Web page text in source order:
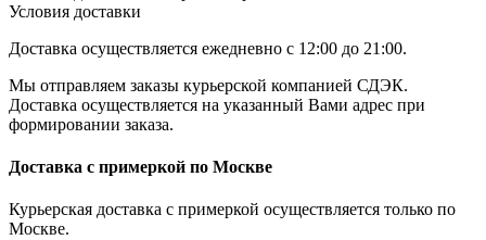
Условия доставки
Доставка осуществляется ежедневно с 12:00 до 21:00.
Мы отправляем заказы курьерской компанией СДЭК.
Доставка осуществляется на указанный Вами адрес при
формировании заказа.
Доставка с примеркой по Москве
Курьерская доставка с примеркой осуществляется только по
Москве.